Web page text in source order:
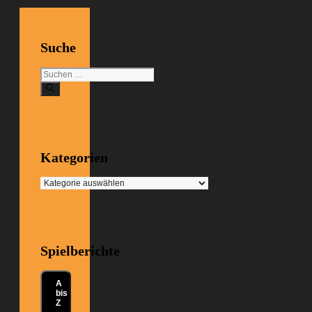
Suche
Suchen
nach:
Kategorien
Kategorien
Spielberichte
A
bis
Z